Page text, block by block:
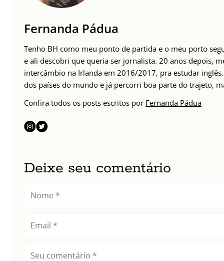
Fernanda Pádua
Tenho BH como meu ponto de partida e o meu porto
e ali descobri que queria ser jornalista. 20 anos depois,
intercâmbio na Irlanda em 2016/2017, pra estudar
dos países do mundo e já percorri boa parte do trajeto,
Confira todos os posts escritos por Fernanda Pádua
Deixe seu comentário